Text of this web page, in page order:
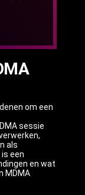
om een
sessie
als
een
en wat
MDMA